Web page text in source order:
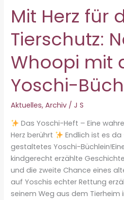
Mit Herz für
Tierschutz:
Whoopi mit
Yoschi-
Aktuelles,Archiv /J S
Das Yoschi-Heft – Eine
Herz berührt
Endlich ist es
gestaltetes Yoschi-
kindgerecht erzählte
und die zweite Chance eines
auf Yoschis echter Rettung
seinem Weg aus dem Tierheim